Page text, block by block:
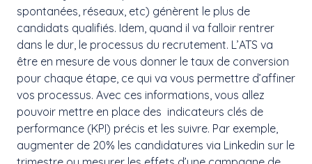
spontanées, réseaux, etc) génèrent le plus de
candidats qualifiés. Idem, quand il va falloir rentrer
dans le dur, le processus du recrutement. L’ATS va
être en mesure de vous donner le taux de conversion
pour chaque étape, ce qui va vous permettre d’affiner
vos processus. Avec ces informations, vous allez
pouvoir mettre en place des indicateurs clés de
performance (KPI) précis et les suivre. Par exemple,
augmenter de 20% les candidatures via Linkedin sur le